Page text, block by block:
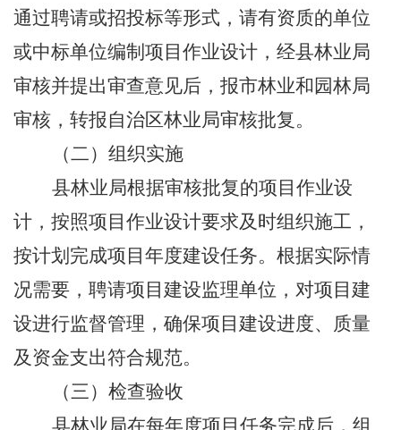
通过聘请或招投标等形式，请有资质的单位
或中标单位编制项目作业设计，经县林业局
审核并提出审查意见后，报市林业和园林局
审核，转报自治区林业局审核批复。
（二）组织实施
县林业局根据审核批复的项目作业设
计，按照项目作业设计要求及时组织施工，
按计划完成项目年度建设任务。根据实际情
况需要，聘请项目建设监理单位，对项目建
设进行监督管理，确保项目建设进度、质量
及资金支出符合规范。
（三）检查验收